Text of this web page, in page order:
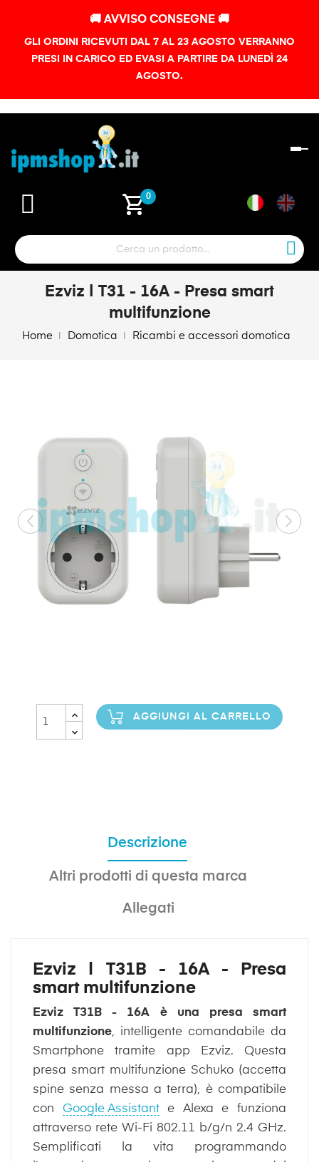
🚚 AVVISO CONSEGNE 🚚
GLI ORDINI RICEVUTI DAL 7 AL 23 AGOSTO VERRANNO
PRESI IN CARICO ED EVASI A PARTIRE DA LUNEDÌ 24
AGOSTO.
shopping_cart0
Ezviz | T31 - 16A - Presa smart
multifunzione
Home Domotica Ricambi e accessori domotica
AGGIUNGI AL CARRELLO
Descrizione
Altri prodotti di questa marca
Allegati
Ezviz | T31B - 16A - Presa
smart multifunzione
Ezviz T31B - 16A è una presa smart
multifunzione, intelligente comandabile da
Smartphone tramite app Ezviz. Questa
presa smart multifunzione Schuko (accetta
spine senza messa a terra), è compatibile
con Google Assistante Alexa e funziona
attraverso rete Wi-Fi 802.11 b/g/n 2.4 GHz.
Semplificati la vita programmando